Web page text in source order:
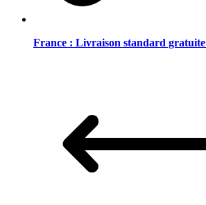
France : Livraison standard gratuite